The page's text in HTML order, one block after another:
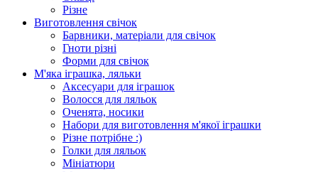
Різне
Виготовлення свічок
Барвники, матеріали для свічок
Гноти різні
Форми для свічок
М'яка іграшка, ляльки
Аксесуари для іграшок
Волосся для ляльок
Оченята, носики
Набори для виготовлення м'якої іграшки
Різне потрібне :)
Голки для ляльок
Мініатюри